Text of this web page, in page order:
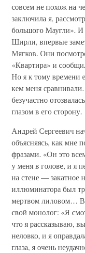
совсем не похож на
заключила я,
большого Маугли». И
Ширли, впервые
Мягков. Они
«Квартира» и
Но я к тому времени
кем меня
безучастно
глазом в его сторону.
Андрей Сергеевич
объясняясь, как мне
фразами. «Он это
у меня в голове, и я
на стене — закатное
иллюминатора был
мертвом лиловом…
свой монолог: «Я
что я рассказываю,
неловко, и я
глаза, я очень